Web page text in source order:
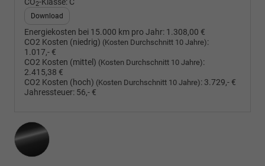
2
Download
Energiekosten bei 15.000 km pro Jahr: 1.308,00 €
CO2 Kosten (niedrig) (Kosten Durchschnitt 10 Jahre):
1.017,- €
CO2 Kosten (mittel) (Kosten Durchschnitt 10 Jahre):
2.415,38 €
CO2 Kosten (hoch) (Kosten Durchschnitt 10 Jahre): 3.729,- €
Jahressteuer: 56,- €